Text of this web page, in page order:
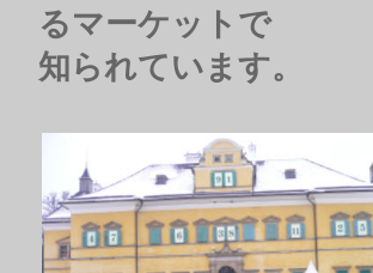
るマーケットで
知られています。